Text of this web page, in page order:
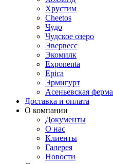
Хрустим
Cheetos
Чудо
Чудское озеро
Эвервесс
Экомилк
Exponenta
Epica
Эрмигурт
Асеньевская ферма
Доставка и оплата
О компании
Документы
О нас
Клиенты
Галерея
Новости